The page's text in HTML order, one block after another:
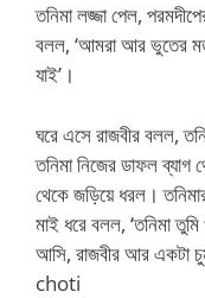
তনিমা লজ্জা পেল,
বলল, ‘আমরা আর ভুতের
যাই’।
ঘরে এসে রাজবীর বলল,
তনিমা নিজের ডাফল ব্যাগ
থেকে জড়িয়ে ধরল।
মাই ধরে বলল, ‘তনিমা
আসি, রাজবীর আর একটা
choti